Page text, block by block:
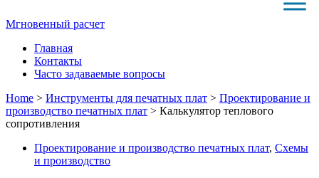
Мгновенный расчет
Главная
Контакты
Часто задаваемые вопросы
Home > Инструменты для печатных плат > Проектирование и
производство печатных плат > Калькулятор теплового
сопротивления
Проектирование и производство печатных плат, Схемы
и производство